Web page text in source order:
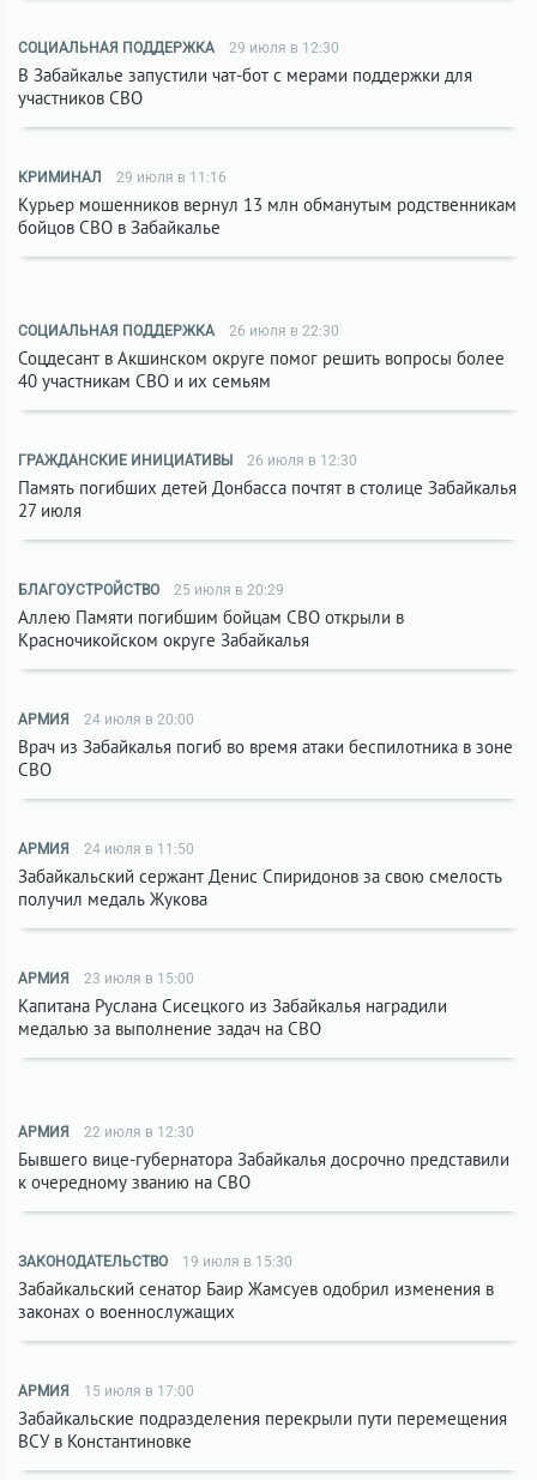
СОЦИАЛЬНАЯ ПОДДЕРЖКА 29 июля в 12:30
В Забайкалье запустили чат-бот с мерами поддержки для
участников СВО
КРИМИНАЛ 29 июля в 11:16
Курьер мошенников вернул 13 млн обманутым родственникам
бойцов СВО в Забайкалье
СОЦИАЛЬНАЯ ПОДДЕРЖКА 26 июля в 22:30
Соцдесант в Акшинском округе помог решить вопросы более
40 участникам СВО и их семьям
ГРАЖДАНСКИЕ ИНИЦИАТИВЫ 26 июля в 12:30
Память погибших детей Донбасса почтят в столице Забайкалья
27 июля
БЛАГОУСТРОЙСТВО 25 июля в 20:29
Аллею Памяти погибшим бойцам СВО открыли в
Красночикойском округе Забайкалья
АРМИЯ 24 июля в 20:00
Врач из Забайкалья погиб во время атаки беспилотника в зоне
СВО
АРМИЯ 24 июля в 11:50
Забайкальский сержант Денис Спиридонов за свою смелость
получил медаль Жукова
АРМИЯ 23 июля в 15:00
Капитана Руслана Сисецкого из Забайкалья наградили
медалью за выполнение задач на СВО
АРМИЯ 22 июля в 12:30
Бывшего вице-губернатора Забайкалья досрочно представили
к очередному званию на СВО
ЗАКОНОДАТЕЛЬСТВО 19 июля в 15:30
Забайкальский сенатор Баир Жамсуев одобрил изменения в
законах о военнослужащих
АРМИЯ 15 июля в 17:00
Забайкальские подразделения перекрыли пути перемещения
ВСУ в Константиновке